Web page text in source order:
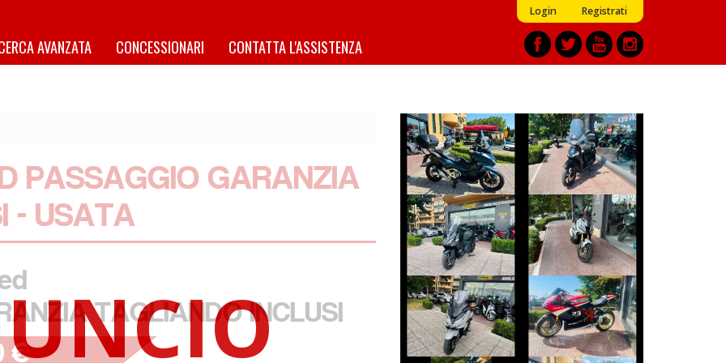
Login Registrati
AVANZATA CONCESSIONARI CONTATTA L'ASSISTENZA
PASSAGGIO GARANZIA
- USATA
TAGLIANDO INCLUSI
€
HONDA FORZA-
750
€ 7.490 €
PEUGEOT TWEET
€ 2.390 €
SYM MAXSYM-TL
€ 5.450 €
HONDA X-ADV
€ 8.990 €
HONDA FORZA-
350
€ 4.290 €
DUCATI 1098
€ 10.490 €